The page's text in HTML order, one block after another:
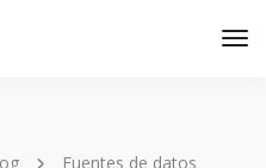
Fuentes de datos